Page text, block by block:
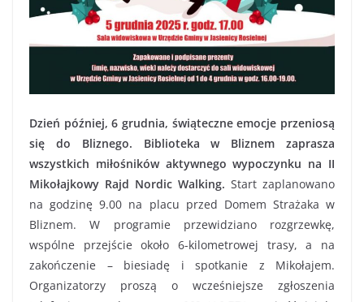
Dzień później, 6 grudnia, świąteczne emocje przeniosą
się do Bliznego. Biblioteka w Bliznem zaprasza
wszystkich miłośników aktywnego wypoczynku na II
Mikołajkowy Rajd Nordic Walking. Start zaplanowano
na godzinę 9.00 na placu przed Domem Strażaka w
Bliznem. W programie przewidziano rozgrzewkę,
wspólne przejście około 6-kilometrowej trasy, a na
zakończenie – biesiadę i spotkanie z Mikołajem.
Organizatorzy proszą o wcześniejsze zgłoszenia